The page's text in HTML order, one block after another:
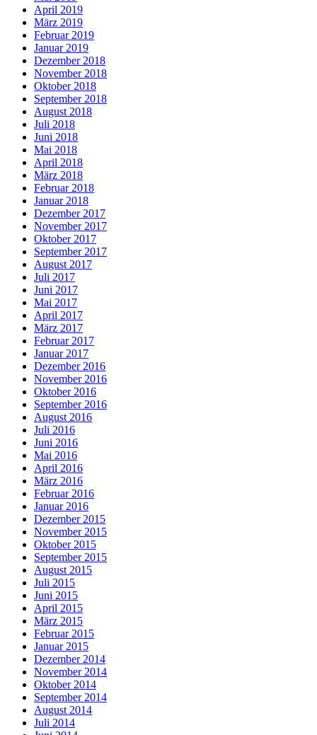
April 2019
März 2019
Februar 2019
Januar 2019
Dezember 2018
November 2018
Oktober 2018
September 2018
August 2018
Juli 2018
Juni 2018
Mai 2018
April 2018
März 2018
Februar 2018
Januar 2018
Dezember 2017
November 2017
Oktober 2017
September 2017
August 2017
Juli 2017
Juni 2017
Mai 2017
April 2017
März 2017
Februar 2017
Januar 2017
Dezember 2016
November 2016
Oktober 2016
September 2016
August 2016
Juli 2016
Juni 2016
Mai 2016
April 2016
März 2016
Februar 2016
Januar 2016
Dezember 2015
November 2015
Oktober 2015
September 2015
August 2015
Juli 2015
Juni 2015
April 2015
März 2015
Februar 2015
Januar 2015
Dezember 2014
November 2014
Oktober 2014
September 2014
August 2014
Juli 2014